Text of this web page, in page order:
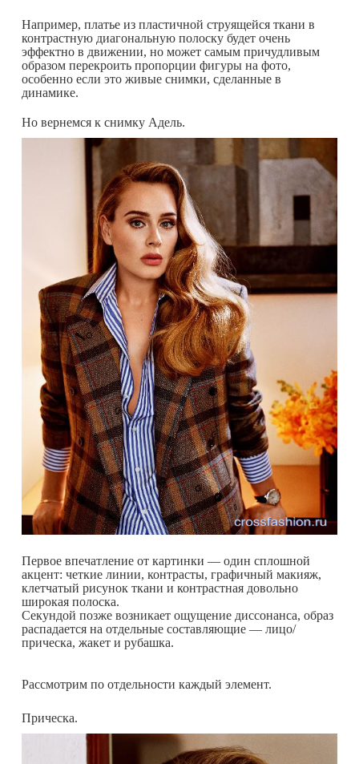
Например, платье из пластичной струящейся ткани в
контрастную диагональную полоску будет очень
эффектно в движении, но может самым причудливым
образом перекроить пропорции фигуры на фото,
особенно если это живые снимки, сделанные в
динамике.
Но вернемся к снимку Адель.
Первое впечатление от картинки — один сплошной
акцент: четкие линии, контрасты, графичный макияж,
клетчатый рисунок ткани и контрастная довольно
широкая полоска.
Секундой позже возникает ощущение диссонанса, образ
распадается на отдельные составляющие — лицо/
прическа, жакет и рубашка.
Рассмотрим по отдельности каждый элемент.
Прическа.